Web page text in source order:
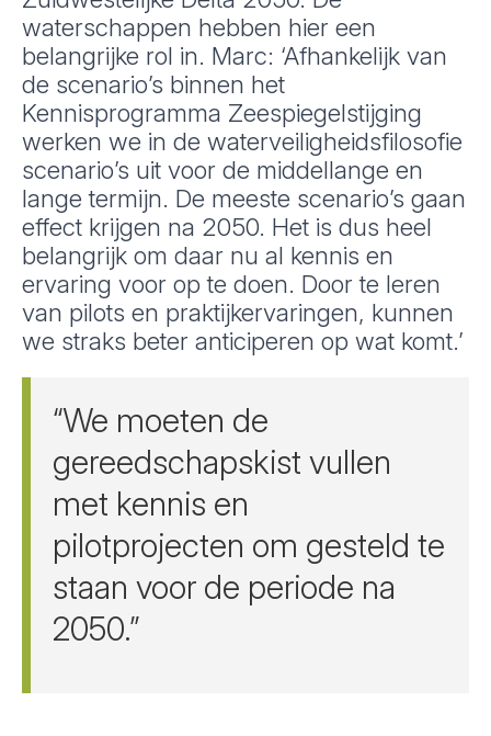
waterschappen hebben hier een
belangrijke rol in. Marc: ‘Afhankelijk van
de scenario’s binnen het
Kennisprogramma Zeespiegelstijging
werken we in de waterveiligheidsfilosofie
scenario’s uit voor de middellange en
lange termijn. De meeste scenario’s gaan
effect krijgen na 2050. Het is dus heel
belangrijk om daar nu al kennis en
ervaring voor op te doen. Door te leren
van pilots en praktijkervaringen, kunnen
we straks beter anticiperen op wat komt.’
“We moeten de
gereedschapskist vullen
met kennis en
pilotprojecten om gesteld te
staan voor de periode na
2050.”